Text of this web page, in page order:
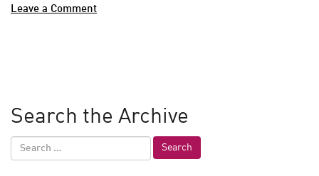
Leave a Comment
Search the Archive